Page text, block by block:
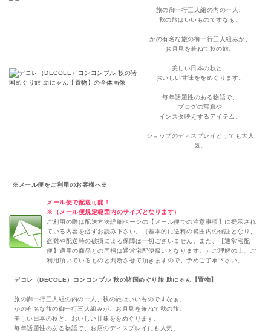
旅の御一行三人組の内の一人、
秋の旅はいいものですなぁ。
かの有名な旅の御一行三人組みが、
お月見を兼ねて秋の旅。
美しい日本の秋と、
おいしい甘味ををめぐります。
毎年話題性のある物語で、
ブログの写真や
インスタ映えするアイテム。
ショップのディスプレイとしても大人
気。
※メール便をご利用のお客様へ※
メール便で配送可能！
※（メール便規定範囲内のサイズとなります）
ご利用の際は配送方法詳細ページの【メール便での注意事項】に提示され
ている内容を必ずお読み下さい。（基本的に送料の範囲内の保証となり、
盗難や配送時の破損による保障は一切ございません。また、【通常宅配
便】適用の商品との同梱は通常宅配便扱いとなります。）ご理解の上、ご
利用頂いているものと判断させて頂きますので、予めご了承下さい。
デコレ（DECOLE）コンコンブル 秋の諸国めぐり旅 助にゃん【置物】
旅の御一行三人組の内の一人、秋の旅はいいものですなぁ。
かの有名な旅の御一行三人組みが、お月見を兼ねて秋の旅。
美しい日本の秋と、おいしい甘味ををめぐります。
毎年話題性のある物語で、お店のディスプレイにも人気。